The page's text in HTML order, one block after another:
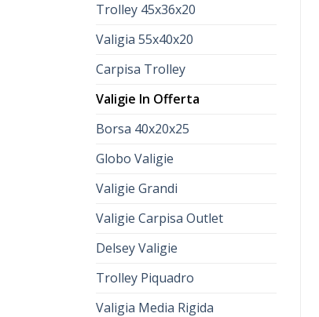
Trolley 45x36x20
Valigia 55x40x20
Carpisa Trolley
Valigie In Offerta
Borsa 40x20x25
Globo Valigie
Valigie Grandi
Valigie Carpisa Outlet
Delsey Valigie
Trolley Piquadro
Valigia Media Rigida
57.00
€78.00